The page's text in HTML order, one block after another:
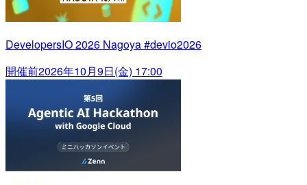
DevelopersIO 2026 Nagoya #devio2026
開催前2026年10月9日(金) 17:00